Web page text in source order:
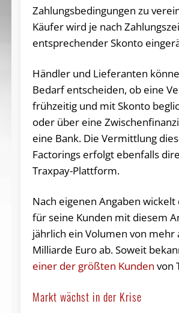
Zahlungsbedingungen zu
Käufer wird je nach
entsprechender Skonto
Händler und Lieferanten
Bedarf entscheiden, ob eine
frühzeitig und mit Skonto
oder über eine
eine Bank. Die Vermittlung
Factorings erfolgt ebenfalls
Traxpay-Plattform.
Nach eigenen Angaben wickelt
für seine Kunden mit diesem
jährlich ein Volumen von mehr
Milliarde Euro ab. Soweit
einer der größten Kunden von
Markt wächst in der Krise